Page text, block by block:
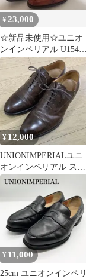
¥ 23,000
☆新品未使用☆ユニオ
ンインペリアル U1541
ブラウン size7 EE
¥ 12,000
UNIONIMPERIALユニ
オンインペリアル スト
レートチップ25.5cm
¥ 11,000
25cm ユニオンインペリ